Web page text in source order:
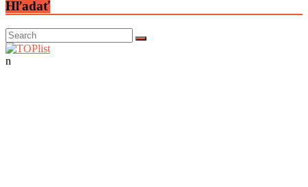
Hľadať
n